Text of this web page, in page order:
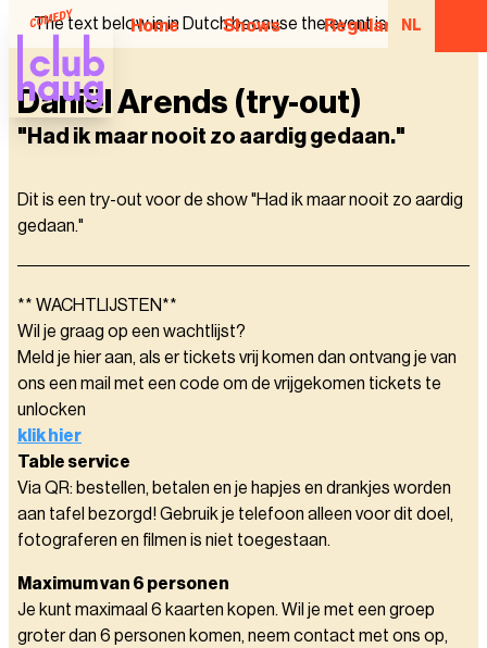
Home Shows Regular NL
The text below is in Dutch because the event is in Dutch.
Daniël Arends (try-out)
"Had ik maar nooit zo aardig gedaan."
Dit is een try-out voor de show "Had ik maar nooit zo aardig
gedaan."
** WACHTLIJSTEN**
Wil je graag op een wachtlijst?
Meld je hier aan, als er tickets vrij komen dan ontvang je van
ons een mail met een code om de vrijgekomen tickets te
unlocken
klik hier
Table service
Via QR: bestellen, betalen en je hapjes en drankjes worden
aan tafel bezorgd! Gebruik je telefoon alleen voor dit doel,
fotograferen en filmen is niet toegestaan.
Maximum van 6 personen
Je kunt maximaal 6 kaarten kopen. Wil je met een groep
groter dan 6 personen komen, neem contact met ons op,